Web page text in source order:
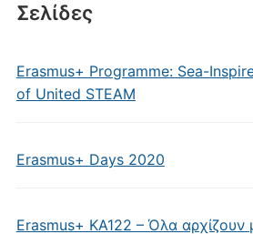
Σελίδες
Erasmus+ Programme: Sea-
of United STEAM
Erasmus+ Days 2020
Erasmus+ KA122 – Όλα αρχίζουν